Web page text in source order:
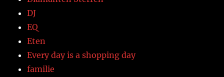
DJ
EQ
Eten
Every day is a shopping day
familie